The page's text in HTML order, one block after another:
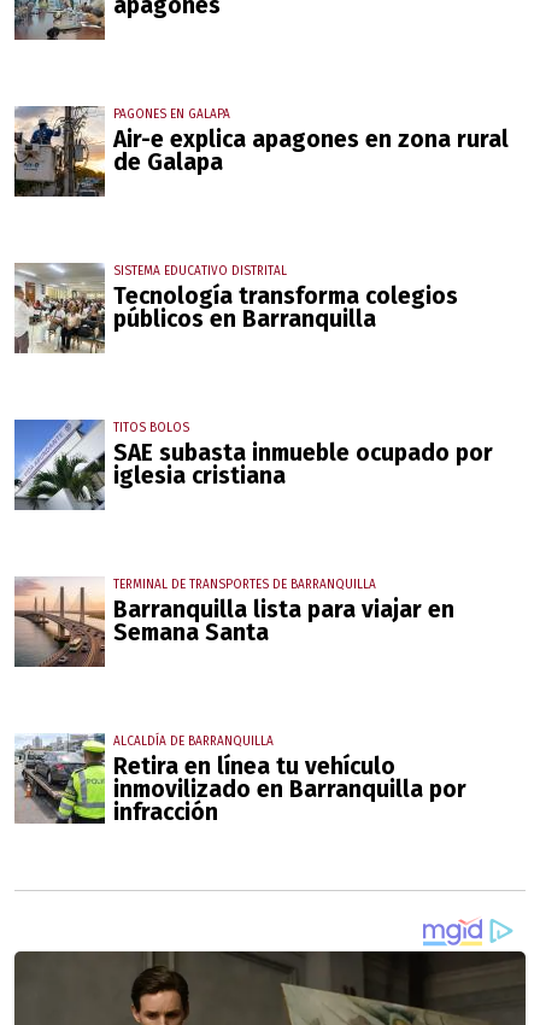
PAGONES EN GALAPA
Air-e explica apagones en zona rural
de Galapa
SISTEMA EDUCATIVO DISTRITAL
Tecnología transforma colegios
públicos en Barranquilla
TITOS BOLOS
SAE subasta inmueble ocupado por
iglesia cristiana
TERMINAL DE TRANSPORTES DE BARRANQUILLA
Barranquilla lista para viajar en
Semana Santa
ALCALDÍA DE BARRANQUILLA
Retira en línea tu vehículo
inmovilizado en Barranquilla por
infracción